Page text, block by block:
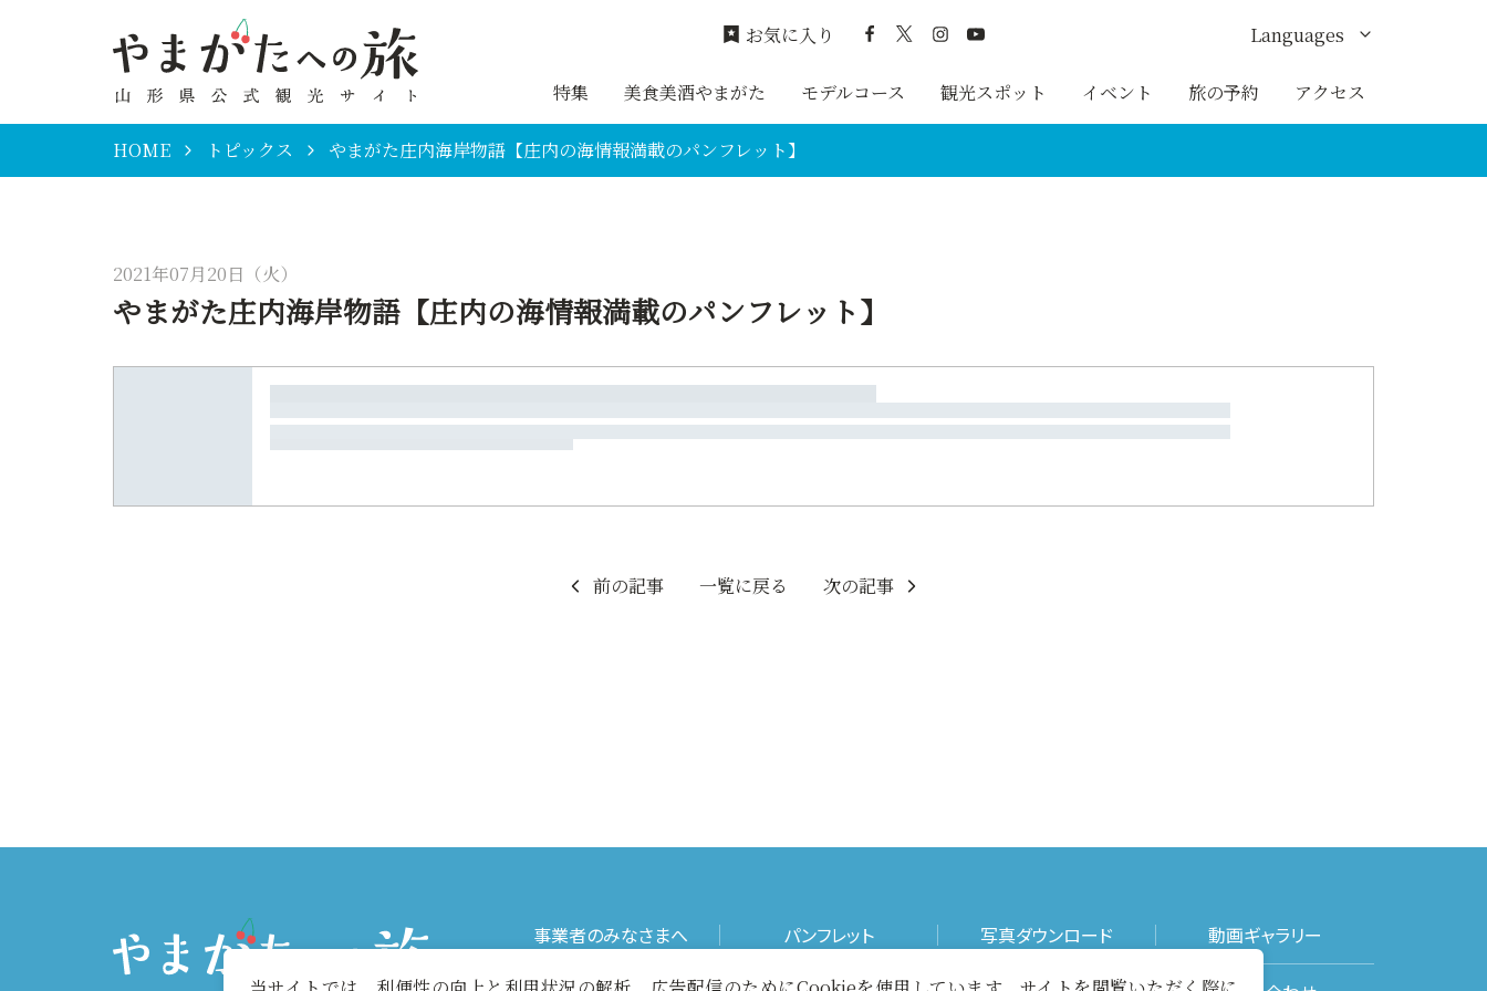
特集 美食美酒やまがた モデルコース 観光スポット イベント 旅の予約 アクセス
お気に入り Languages
English
HOME トピックス やまがた庄内海岸物語【庄内の海情報満載のパンフレット】
やまがた庄内海岸物語【庄内の海情報満載のパンフレット】
2021年07月20日（火）
前の記事 一覧に戻る 次の記事
事業者のみなさまへ パンフレット 写真ダウンロード 動画ギャラリー